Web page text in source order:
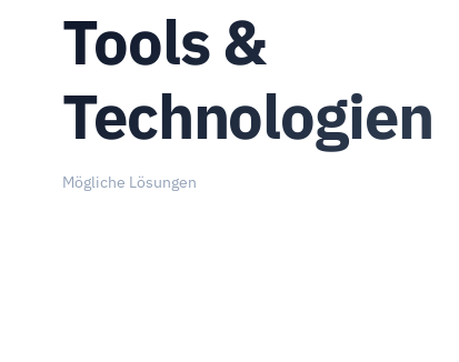
Tools &
Technologien
Mögliche Lösungen